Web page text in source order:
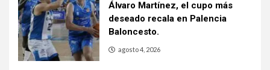
Álvaro Martínez, el cupo más
deseado recala en Palencia
Baloncesto.
agosto 4, 2026